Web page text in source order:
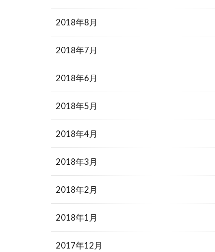
2018年8月
2018年7月
2018年6月
2018年5月
2018年4月
2018年3月
2018年2月
2018年1月
2017年12月